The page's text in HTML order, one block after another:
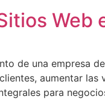
Web
de una empresa
aumentar
para